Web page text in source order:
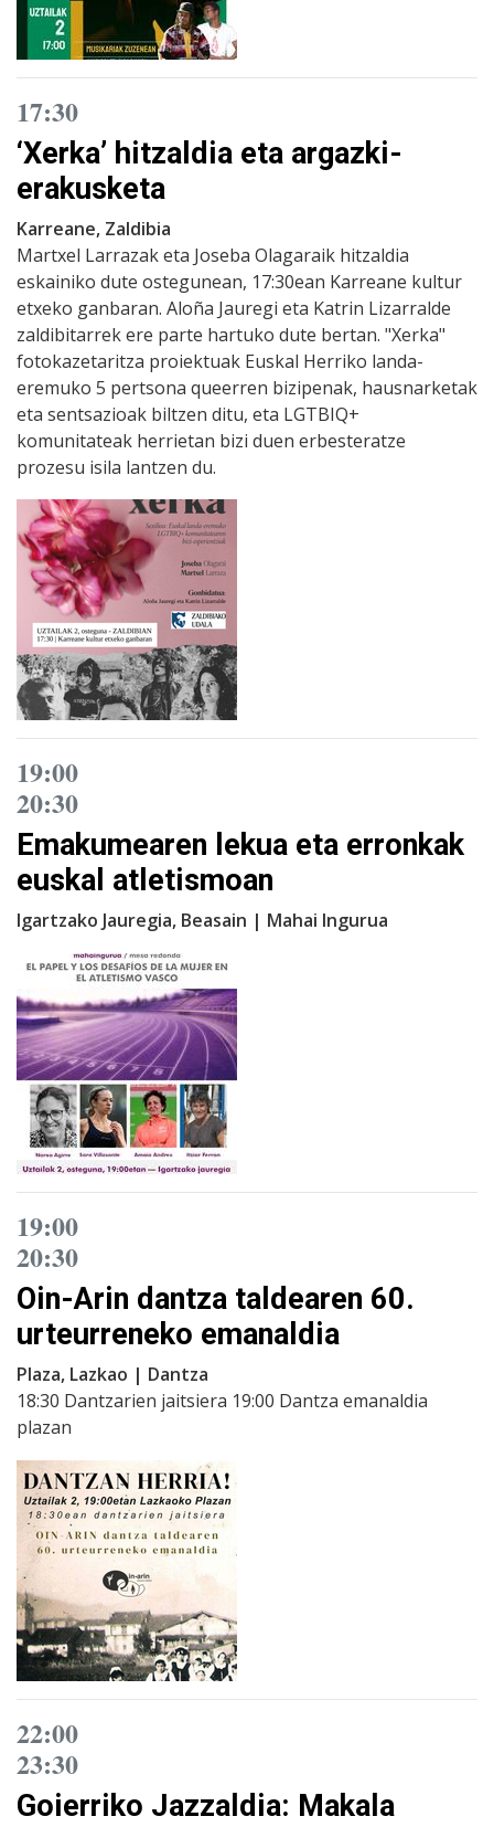
17:30
‘Xerka’ hitzaldia eta argazki-
erakusketa
Karreane, Zaldibia
Martxel Larrazak eta Joseba Olagaraik hitzaldia
eskainiko dute ostegunean, 17:30ean Karreane kultur
etxeko ganbaran. Aloña Jauregi eta Katrin Lizarralde
zaldibitarrek ere parte hartuko dute bertan. "Xerka"
fotokazetaritza proiektuak Euskal Herriko landa-
eremuko 5 pertsona queerren bizipenak, hausnarketak
eta sentsazioak biltzen ditu, eta LGTBIQ+
komunitateak herrietan bizi duen erbesteratze
prozesu isila lantzen du.
19:00
20:30
Emakumearen lekua eta erronkak
euskal atletismoan
Igartzako Jauregia, Beasain | Mahai Ingurua
19:00
20:30
Oin-Arin dantza taldearen 60.
urteurreneko emanaldia
Plaza, Lazkao | Dantza
18:30 Dantzarien jaitsiera 19:00 Dantza emanaldia
plazan
22:00
23:30
Goierriko Jazzaldia: Makala